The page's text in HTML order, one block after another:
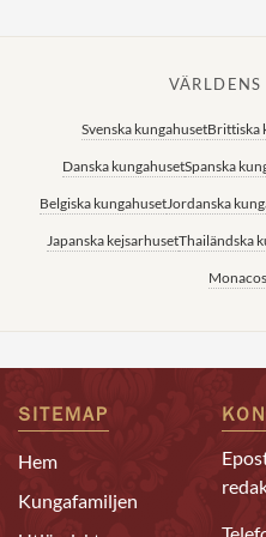
Svenska kungahusetBrittiska
Danska kungahusetSpanska
Belgiska kungahusetJordanska
Japanska kejsarhusetThailändska
SITEMAP
Hem
Kungafamiljen